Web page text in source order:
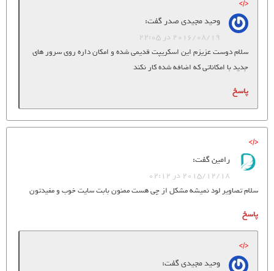
وحید مجیدی صدر گفت:
2016/08/19 در 22:05
سلام دوست عزیزم این اسکریپت قدیمی شده و امکان داره روی سرور های
جدید با امکاناتی که اضافه شده کار نکند
پاسخ
رامینگفت:
2015/12/18 در 02:12
سلام تصاویر لود نمیشه مشکل از چی هست ممنون بابت سایت خوب و مفیدتون
پاسخ
وحید مجیدیگفت: